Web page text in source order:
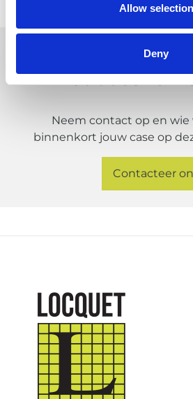
Allow selection
Deny
Geïnspireerd
Neem contact op en wie
binnenkort jouw case op
Contacteer